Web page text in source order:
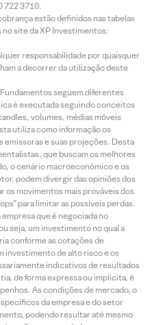
722 3710.
estão definidos nas tabelas
site da XP Investimentos:
responsabilidade por quaisquer
a decorrer da utilização deste
Fundamentos seguem diferentes
é executada seguindo conceitos
volumes, médias móveis
utiliza como informação os
emissoras e suas projeções. Desta
que buscam os melhores
o cenário macroeconômico e os
podem divergir das opiniões dos
os movimentos mais prováveis dos
para limitar as possíveis perdas.
que é negociada no
seja, um investimento no qual a
conforme as cotações de
investimento de alto risco e os
indicativos de resultados
de forma expressa ou implícita, é
As condições de mercado, o
da empresa e do setor
podendo resultar até mesmo